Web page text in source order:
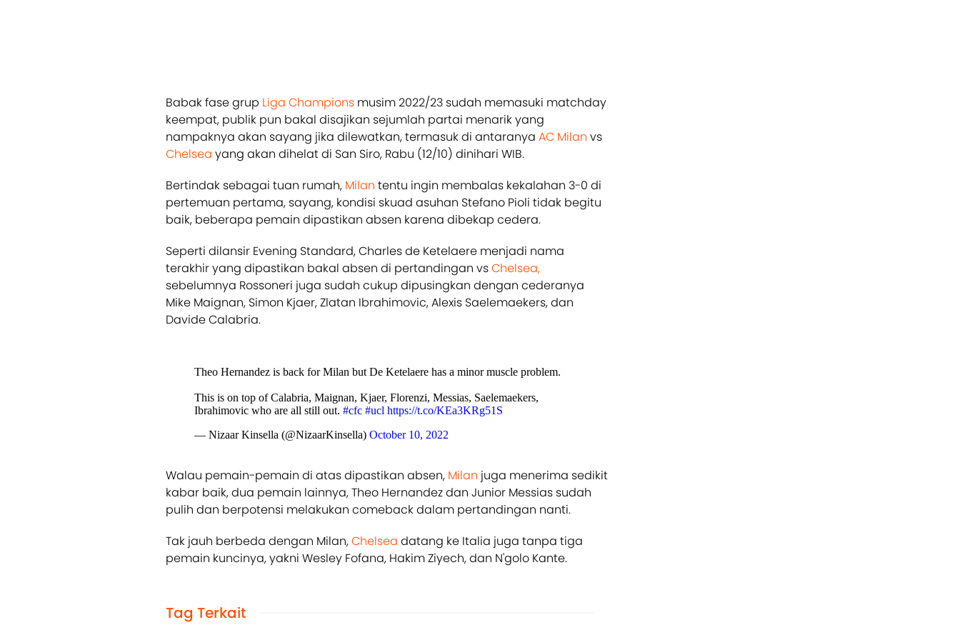
Babak fase grup Liga Champions musim 2022/23 sudah memasuki matchday
keempat, publik pun bakal disajikan sejumlah partai menarik yang
nampaknya akan sayang jika dilewatkan, termasuk di antaranya AC Milan vs
Chelsea yang akan dihelat di San Siro, Rabu (12/10) dinihari WIB.
Bertindak sebagai tuan rumah, Milan tentu ingin membalas kekalahan 3-0 di
pertemuan pertama, sayang, kondisi skuad asuhan Stefano Pioli tidak begitu
baik, beberapa pemain dipastikan absen karena dibekap cedera.
Seperti dilansir Evening Standard, Charles de Ketelaere menjadi nama
terakhir yang dipastikan bakal absen di pertandingan vsChelsea,
sebelumnya Rossoneri juga sudah cukup dipusingkan dengan cederanya
Mike Maignan, Simon Kjaer, Zlatan Ibrahimovic, Alexis Saelemaekers, dan
Davide Calabria.
Theo Hernandez is back for Milan but De Ketelaere has a minor muscle problem.
This is on top of Calabria, Maignan, Kjaer, Florenzi, Messias, Saelemaekers,
Ibrahimovic who are all still out. #cfc #ucl https://t.co/KEa3KRg51S
— Nizaar Kinsella (@NizaarKinsella) October 10, 2022
Walau pemain-pemain di atas dipastikan absen, Milan juga menerima sedikit
kabar baik, dua pemain lainnya, Theo Hernandez dan Junior Messias sudah
pulih dan berpotensi melakukan comeback dalam pertandingan nanti.
Tak jauh berbeda dengan Milan,Chelsea datang ke Italia juga tanpa tiga
pemain kuncinya, yakni Wesley Fofana, Hakim Ziyech, dan N'golo Kante.
Tag Terkait